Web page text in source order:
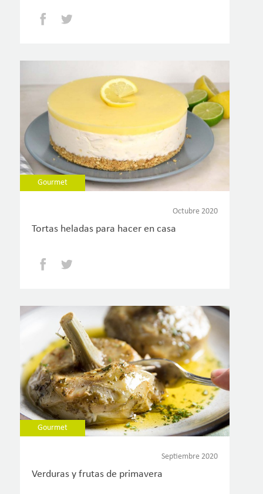
Facebook
Gourmet
Octubre 2020
Tortas heladas para hacer en casa
Facebook
Gourmet
Septiembre 2020
Verduras y frutas de primavera